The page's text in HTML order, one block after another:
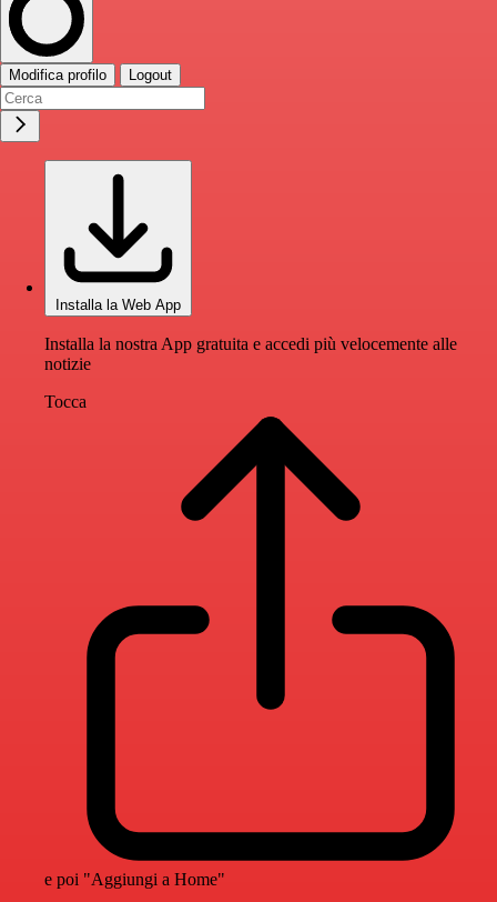
Modifica profilo Logout
Installa la Web App
Installa la nostra App gratuita e accedi più velocemente alle
notizie
Tocca
e poi "Aggiungi a Home"